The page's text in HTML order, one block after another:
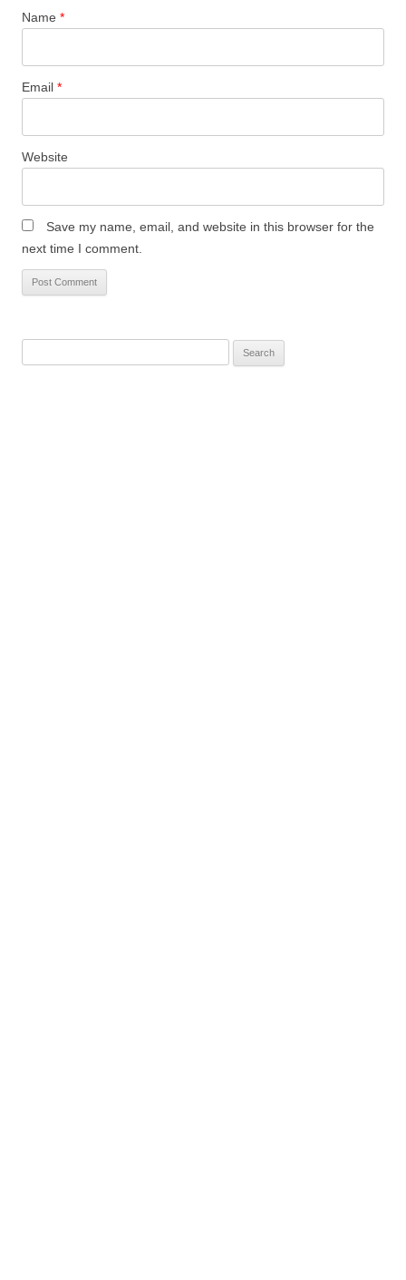
Name *
Email *
Website
Save my name, email, and website in this browser for the
next time I comment.